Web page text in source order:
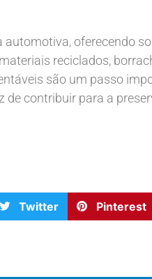
oferecendo
reciclados,
são um passo
de contribuir para a
Twitter Pinterest